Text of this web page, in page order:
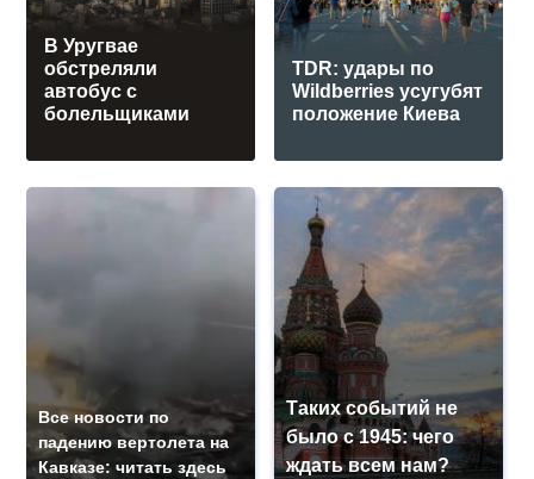
В Уругвае
обстреляли
автобус с
болельщиками
TDR: удары по
Wildberries усугубят
положение Киева
Все новости по
падению вертолета на
Кавказе: читать здесь
Таких событий не
было с 1945: чего
ждать всем нам?